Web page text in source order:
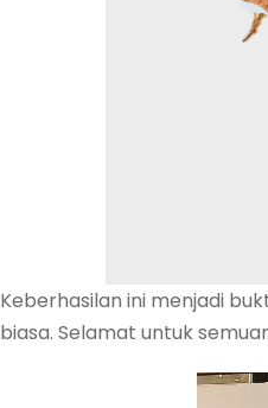
Keberhasilan ini menjadi
biasa. Selamat untuk